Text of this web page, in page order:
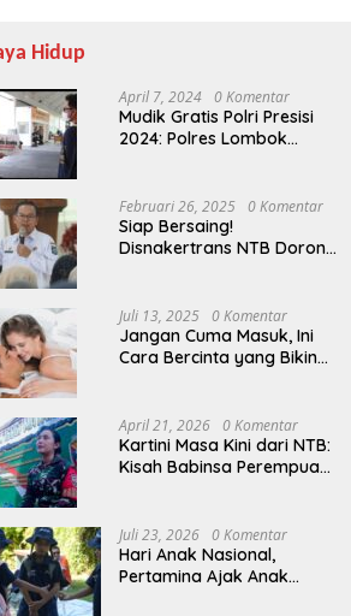
Hidup
April 7, 2024 0 Komentar
Mudik Gratis Polri Presisi
2024: Polres Lombok
Februari 26, 2025 0 Komentar
Siap Bersaing!
Disnakertrans NTB Dorong
Juli 13, 2025 0 Komentar
Jangan Cuma Masuk, Ini
Cara Bercinta yang Bikin
April 21, 2026 0 Komentar
Kartini Masa Kini dari NTB:
Kisah Babinsa Perempuan
Juli 23, 2026 0 Komentar
Hari Anak Nasional,
Pertamina Ajak Anak